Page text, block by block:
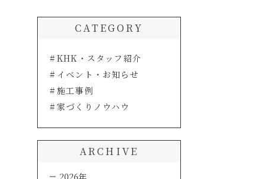
CATEGORY
KHK・スタッフ紹介
イベント・お知らせ
施工事例
家づくりノウハウ
ARCHIVE
2026年